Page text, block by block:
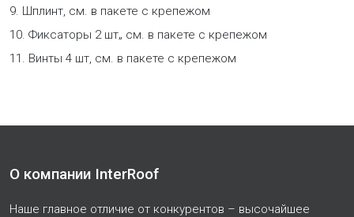
9. Шплинт, см. в пакете с крепежом
10. Фиксаторы 2 шт„ см. в пакете с крепежом
11. Винты 4 шт, см. в пакете с крепежом
О компании InterRoof
Наше главное отличие от конкурентов – высочайшее